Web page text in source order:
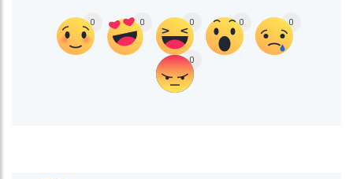
0 0 0 0 0
0